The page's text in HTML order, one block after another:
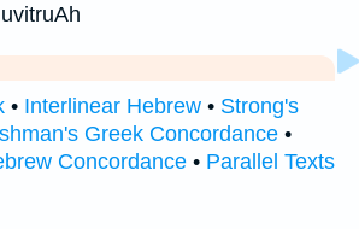
• Interlinear Hebrew • Strong's
Greek Concordance •
Concordance • Parallel Texts